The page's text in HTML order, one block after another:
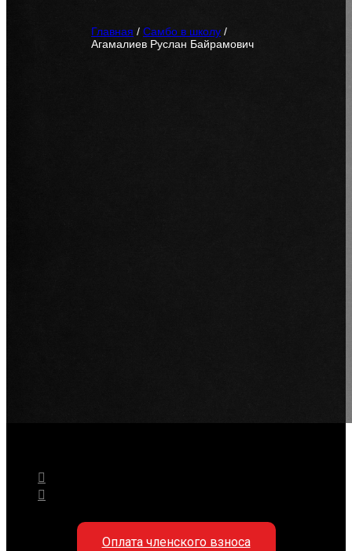
Главная / Самбо в школу /
Агамалиев Руслан Байрамович
Оплата членского взноса